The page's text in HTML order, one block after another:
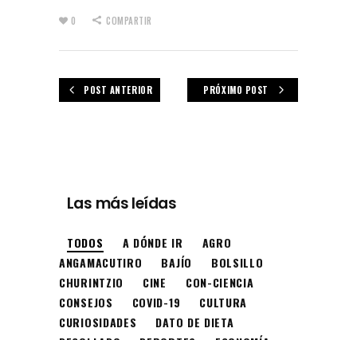
0 COMPARTIR
POST ANTERIOR PRÓXIMO POST
Las más leídas
TODOS A DÓNDE IR
AGRO
ANGAMACUTIRO
BAJÍO
BOLSILLO
CHURINTZIO
CINE
CON-CIENCIA
CONSEJOS
COVID-19
CULTURA
CURIOSIDADES
DATO DE DIETA